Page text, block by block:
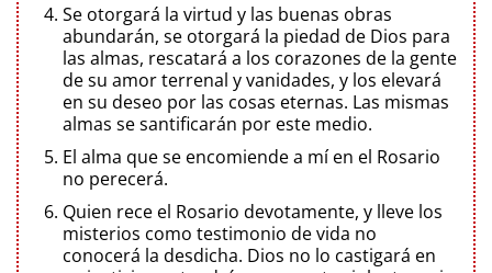
Se otorgará la virtud y las buenas obras
abundarán, se otorgará la piedad de Dios para
las almas, rescatará a los corazones de la gente
de su amor terrenal y vanidades, y los elevará
en su deseo por las cosas eternas. Las mismas
almas se santificarán por este medio.
El alma que se encomiende a mí en el Rosario
no perecerá.
Quien rece el Rosario devotamente, y lleve los
misterios como testimonio de vida no
conocerá la desdicha. Dios no lo castigará en